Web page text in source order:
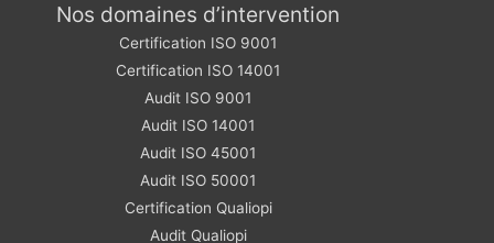
Nos domaines d’intervention
Certification ISO 9001
Certification ISO 14001
Audit ISO 9001
Audit ISO 14001
Audit ISO 45001
Audit ISO 50001
Certification Qualiopi
Audit Qualiopi